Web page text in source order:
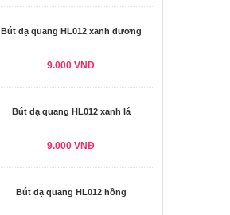
Bút dạ quang HL012 xanh dương
9.000 VNĐ
Bút dạ quang HL012 xanh lá
9.000 VNĐ
Bút dạ quang HL012 hồng